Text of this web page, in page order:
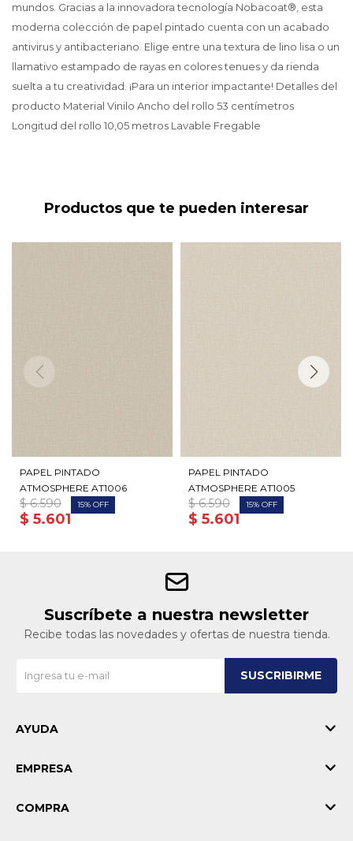
mundos. Gracias a la innovadora tecnología Nobacoat®, esta
moderna colección de papel pintado cuenta con un acabado
antivirus y antibacteriano. Elige entre una textura de lino lisa o un
llamativo estampado de rayas en colores tenues y da rienda
suelta a tu creatividad. ¡Para un interior impactante! Detalles del
producto Material Vinilo Ancho del rollo 53 centímetros
Longitud del rollo 10,05 metros Lavable Fregable
Productos que te pueden interesar
PAPEL PINTADO
ATMOSPHERE AT1006
$ 5.601
$ 6.590 15
PAPEL PINTADO
ATMOSPHERE AT1005
$ 5.601
$ 6.590 15
Suscríbete a nuestra newsletter
Recibe todas las novedades y ofertas de nuestra tienda.
SUSCRIBIRME
AYUDA
EMPRESA
COMPRA